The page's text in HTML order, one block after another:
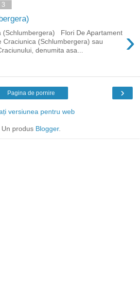
›
(Schlumbergera) Flori De Apartament
Craciunica (Schlumbergera) sau
denumita asa...
›
Pagina de pornire
versiunea pentru web
Un produs Blogger.